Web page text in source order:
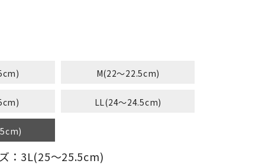
M(22～22.5cm)
LL(24～24.5cm)
：3L(25～25.5cm)